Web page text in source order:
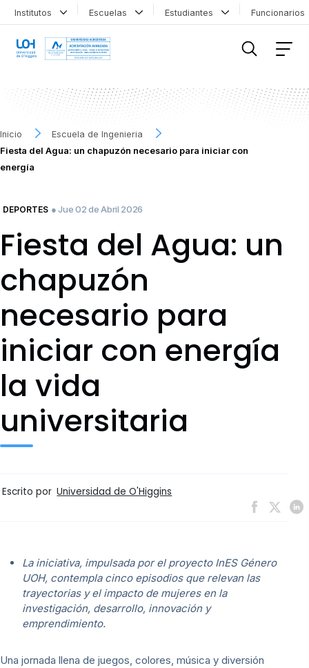
Institutos Escuelas Estudiantes
Inicio
Escuela de Ingenieria
Fiesta del Agua: un chapuzón necesario para iniciar con
energía
DEPORTES ● Jue 02 de Abril 2026
Fiesta del Agua: un
chapuzón
necesario para
iniciar con energía
la vida
universitaria
Escrito por Universidad de O'Higgins
La iniciativa, impulsada por el proyecto InES Género
UOH, contempla cinco episodios que relevan las
trayectorias y el impacto de mujeres en la
investigación, desarrollo, innovación y
emprendimiento.
Una jornada llena de juegos, colores, música y diversión